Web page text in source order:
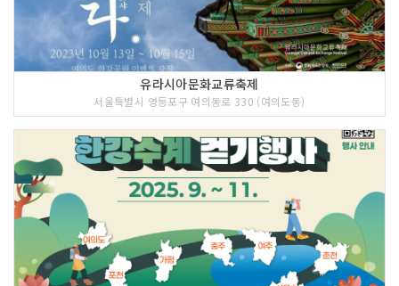
유라시아문화교류축제
서울특별시 영등포구 여의동로 330 (여의도동)